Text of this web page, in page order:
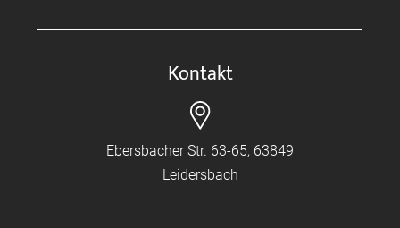
Kontakt
Ebersbacher Str. 63-65, 63849
Leidersbach